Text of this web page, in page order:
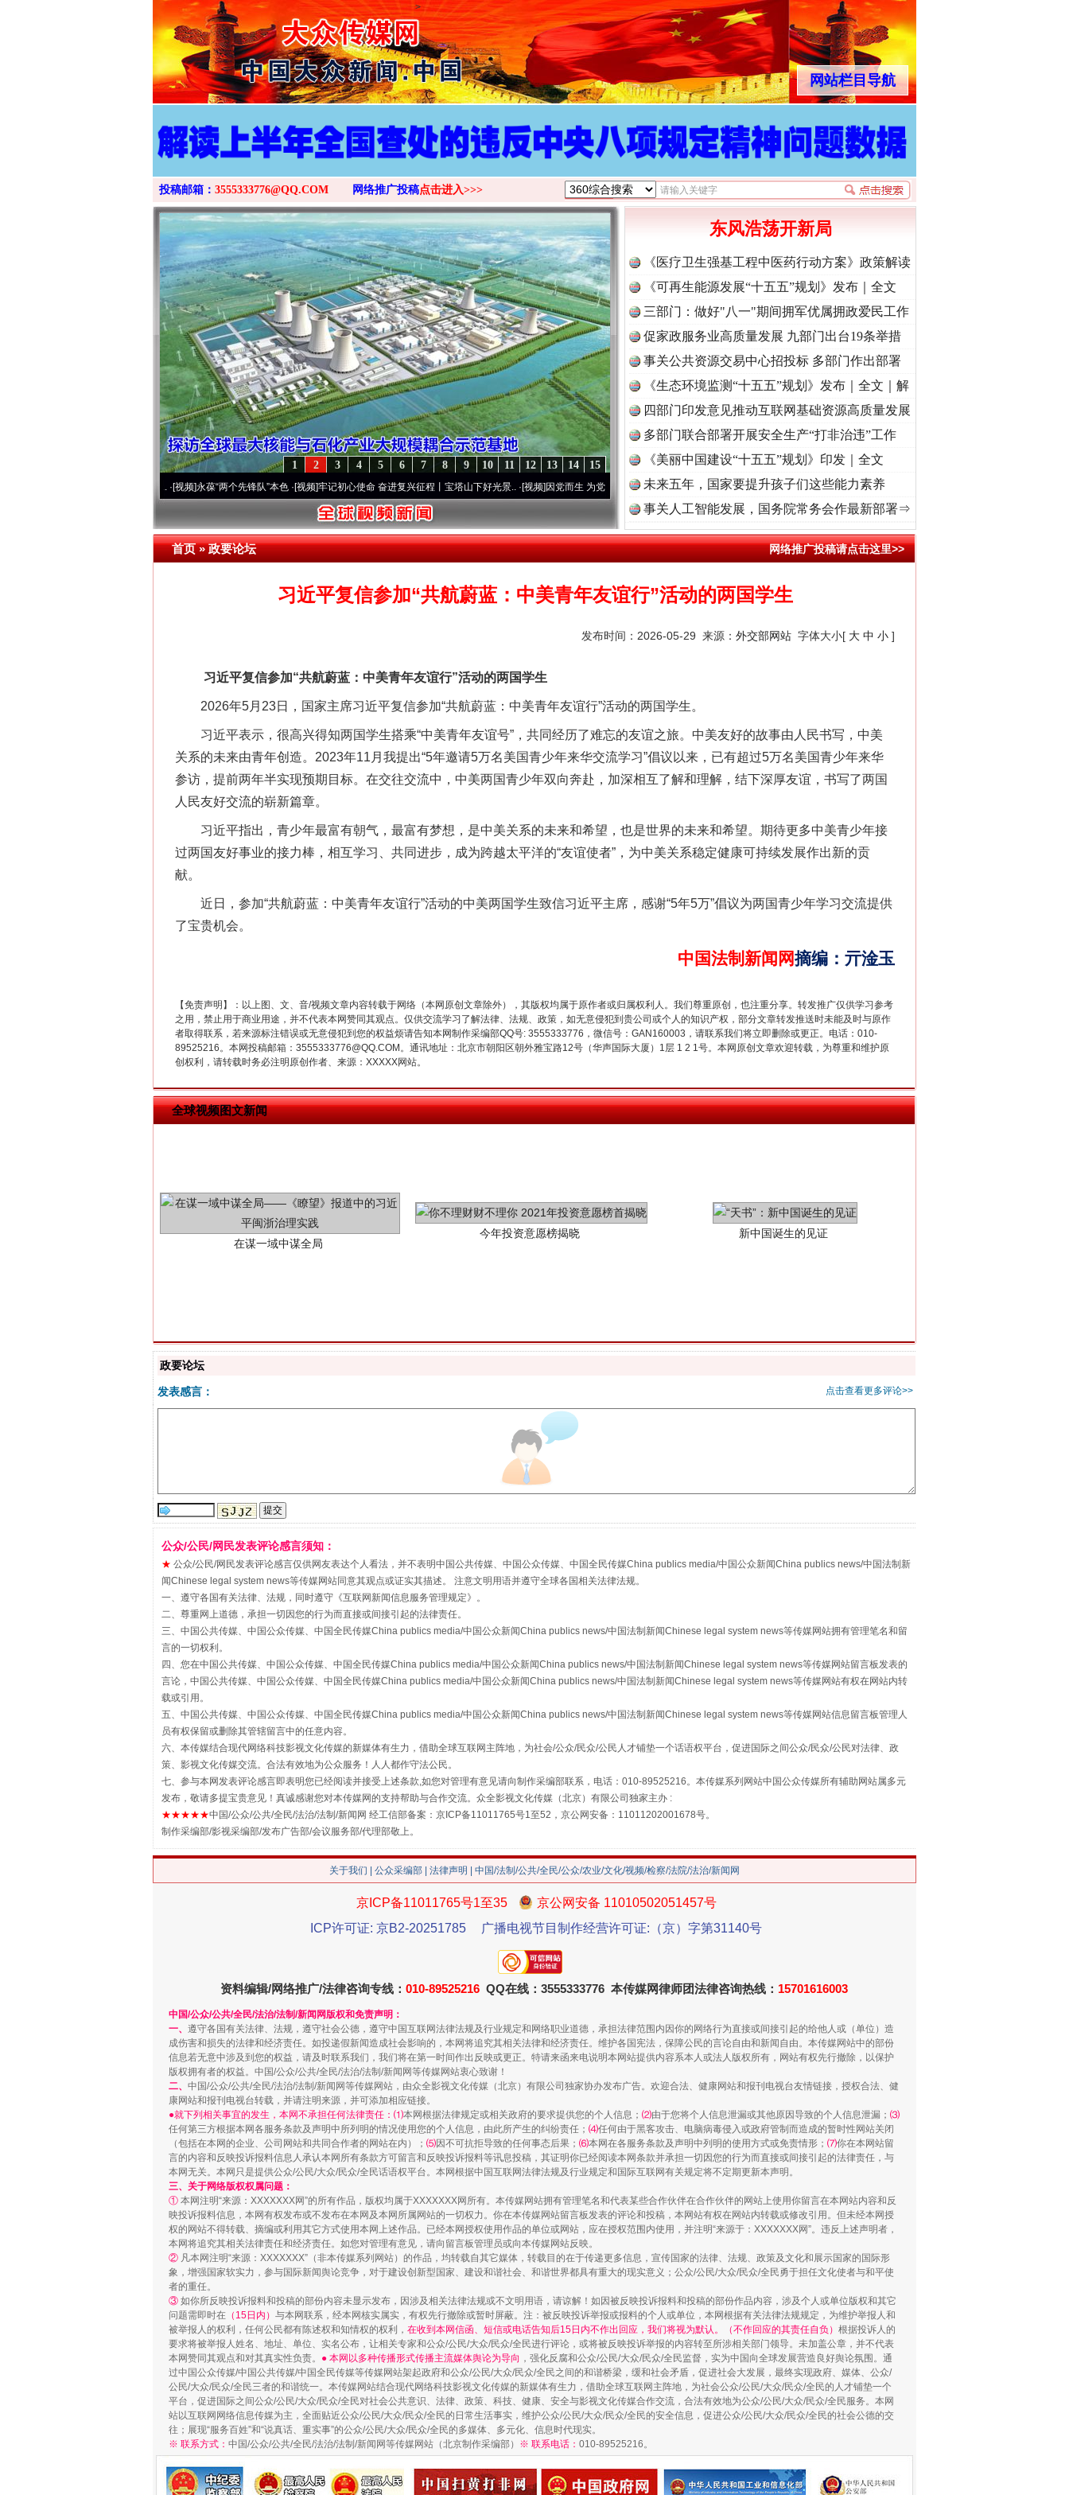
>
网站栏目导航
投稿邮箱： 3555333776@QQ.COM 网络推广投稿点击进入>>>
15
14
13
12
11
10
9
8
7
6
5
4
3
2
1
永葆“两个先锋队”本色·[视频]牢记初心使命 奋进复兴征程丨宝塔山下好光景..·[视频]因党而生 为党而战——百年“纪”事⑧加强纪律.. ·[视频]牢记初心使命 奋进复兴征程丨“转折之城”激荡..
东风浩荡开新局
《医疗卫生强基工程中医药行动方案》政策解读
《可再生能源发展“十五五”规划》发布｜全文
三部门：做好"八一"期间拥军优属拥政爱民工作
促家政服务业高质量发展 九部门出台19条举措
事关公共资源交易中心招投标 多部门作出部署
《生态环境监测“十五五”规划》发布｜全文｜解
读
四部门印发意见推动互联网基础资源高质量发展
多部门联合部署开展安全生产“打非治违”工作
《美丽中国建设“十五五”规划》印发｜全文
未来五年，国家要提升孩子们这些能力素养
事关人工智能发展，国务院常务会作最新部署⇒
首页»政要论坛 网络推广投稿请点击这里>>
习近平复信参加“共航蔚蓝：中美青年友谊行”活动的两国学生
发布时间：2026-05-29 来源： 外交部网站 字体大小[ 大 中 小 ]
习近平复信参加“共航蔚蓝：中美青年友谊行”活动的两国学生
2026年5月23日，国家主席习近平复信参加“共航蔚蓝：中美青年友谊行”活动的两国学生。
习近平表示，很高兴得知两国学生搭乘“中美青年友谊号”，共同经历了难忘的友谊之旅。中美友好的故事由人民书写，中美
关系的未来由青年创造。2023年11月我提出“5年邀请5万名美国青少年来华交流学习”倡议以来，已有超过5万名美国青少年来华
参访，提前两年半实现预期目标。在交往交流中，中美两国青少年双向奔赴，加深相互了解和理解，结下深厚友谊，书写了两国
人民友好交流的崭新篇章。
习近平指出，青少年最富有朝气，最富有梦想，是中美关系的未来和希望，也是世界的未来和希望。期待更多中美青少年接
过两国友好事业的接力棒，相互学习、共同进步，成为跨越太平洋的“友谊使者”，为中美关系稳定健康可持续发展作出新的贡
献。
近日，参加“共航蔚蓝：中美青年友谊行”活动的中美两国学生致信习近平主席，感谢“5年5万”倡议为两国青少年学习交流提供
了宝贵机会。
中国法制新闻网摘编 ： 亓淦玉
【免责声明】：以上图、文、音/视频文章内容转载于网络（本网原创文章除外），其版权均属于原作者或归属权利人。我们尊重原创，也注重分享。转发推广仅供学习参考
之用，禁止用于商业用途，并不代表本网赞同其观点。仅供交流学习了解法律、法规、政策，如无意侵犯到贵公司或个人的知识产权，部分文章转发推送时未能及时与原作
者取得联系，若来源标注错误或无意侵犯到您的权益烦请告知本网制作采编部QQ号: 3555333776，微信号：GAN160003，请联系我们将立即删除或更正。电话：010-
89525216。本网投稿邮箱：3555333776@QQ.COM。通讯地址：北京市朝阳区朝外雅宝路12号（华声国际大厦）1层 1 2 1号。本网原创文章欢迎转载，为尊重和维护原
创权利，请转载时务必注明原创作者、来源：XXXXX网站。
全球视频图文新闻
网上购药对药下症？
茶叶“炒上天”
“神药”背后的真相
法官巧妙执行解纠纷
“刷贴”乱象丛生
生物安全法正式实施
揭批美国五大"原罪" "炒鞋教程"里的骗局
解纷+调解+退费，一次搞定
站台名比不上好声名
走近一线检察官
“谁都不怕”的他落马了
漫山遍野的桃花与雪山、麦地、白藏房 除了知识还要"留白"
政要论坛
点击查看更多评论>>
发表感言：
公众/公民/网民发表评论感言须知：
★ 公众/公民/网民发表评论感言仅供网友表达个人看法，并不表明中国公共传媒、中国公众传媒、中国全民传媒China publics media/中国公众新闻China publics news/中国法制新
闻Chinese legal system news等传媒网站同意其观点或证实其描述。 注意文明用语并遵守全球各国相关法律法规。
一、遵守各国有关法律、法规，同时遵守《互联网新闻信息服务管理规定》。
二、尊重网上道德，承担一切因您的行为而直接或间接引起的法律责任。
三、中国公共传媒、中国公众传媒、中国全民传媒China publics media/中国公众新闻China publics news/中国法制新闻Chinese legal system news等传媒网站拥有管理笔名和留
言的一切权利。
四、您在中国公共传媒、中国公众传媒、中国全民传媒China publics media/中国公众新闻China publics news/中国法制新闻Chinese legal system news等传媒网站留言板发表的
言论，中国公共传媒、中国公众传媒、中国全民传媒China publics media/中国公众新闻China publics news/中国法制新闻Chinese legal system news等传媒网站有权在网站内转
载或引用。
五、中国公共传媒、中国公众传媒、中国全民传媒China publics media/中国公众新闻China publics news/中国法制新闻Chinese legal system news等传媒网站信息留言板管理人
员有权保留或删除其管辖留言中的任意内容。
六、本传媒结合现代网络科技影视文化传媒的新媒体有生力，借助全球互联网主阵地，为社会/公众/民众/公民人才铺垫一个话语权平台，促进国际之间公众/民众/公民对法律、政
策、影视文化传媒交流。合法有效地为公众服务！人人都作守法公民。
七、参与本网发表评论感言即表明您已经阅读并接受上述条款,如您对管理有意见请向制作采编部联系，电话：010-89525216。本传媒系列网站中国公众传媒所有辅助网站属多元
发布，敬请多提宝贵意见！真诚感谢您对本传媒网的支持帮助与合作交流。众全影视文化传媒（北京）有限公司独家主办 :
★★★★★中国/公众/公共/全民/法治/法制/新闻网 经工信部备案：京ICP备11011765号1至52，京公网安备：11011202001678号。
制作采编部/影视采编部/发布广告部/会议服务部/代理部敬上。
关于我们 公众采编部 法律声明 | 中国/法制/公共/全民/公众/农业/文化/视频/检察/法院/法治/新闻网
京ICP备11011765号1至35
京公网安备 11010502051457号
ICP许可证: 京B2-20251785
广播电视节目制作经营许可证:（京）字第31140号
资料编辑/网络推广/法律咨询专线： 010-89525216 QQ在线：3555333776 本传媒网律师团法律咨询热线： 15701616003
中国/公众/公共/全民/法治/法制/新闻网版权和免责声明：
一、 遵守各国有关法律、法规，遵守社会公德，遵守中国互联网法律法规及行业规定和网络职业道德，承担法律范围内因你的网络行为直接或间接引起的给他人或（单位）造
成伤害和损失的法律和经济责任。如投递假新闻造成社会影响的，本网将追究其相关法律和经济责任。维护各国宪法，保障公民的言论自由和新闻自由。本传媒网站中的部份
信息若无意中涉及到您的权益，请及时联系我们，我们将在第一时间作出反映或更正。特请来函来电说明本网站提供内容系本人或法人版权所有，网站有权先行撤除，以保护
版权拥有者的权益。中国/公众/公共/全民/法治/法制/新闻网等传媒网站衷心致谢！
二、 中国/公众/公共/全民/法治/法制/新闻网等传媒网站，由众全影视文化传媒（北京）有限公司独家协办发布广告。欢迎合法、健康网站和报刊电视台友情链接，授权合法、健
康网站和报刊电视台转载，并请注明来源，并可添加相应链接。
●就下列相关事宜的发生，本网不承担任何法律责任：⑴本网根据法律规定或相关政府的要求提供您的个人信息； ⑵由于您将个人信息泄漏或其他原因导致的个人信息泄漏； ⑶
任何第三方根据本网各服务条款及声明中所列明的情况使用您的个人信息，由此所产生的纠纷责任； ⑷任何由于黑客攻击、电脑病毒侵入或政府管制而造成的暂时性网站关闭
（包括在本网的企业、公司网站和共同合作者的网站在内）； ⑸因不可抗拒导致的任何事态后果； ⑹本网在各服务条款及声明中列明的使用方式或免责情形； ⑺你在本网站留
言的内容和反映投诉报料信息人承认本网所有条款方可留言和反映投诉报料等讯息投稿，其证明你已经阅读本网条款并承担一切因您的行为而直接或间接引起的法律责任，与
本网无关。本网只是提供公众/公民/大众/民众/全民话语权平台。本网根据中国互联网法律法规及行业规定和国际互联网有关规定将不定期更新本声明。
三、关于网络版权权属问题：
① 本网注明“来源：XXXXXXX网”的所有作品，版权均属于XXXXXXX网所有。本传媒网站拥有管理笔名和代表某些合作伙伴在合作伙伴的网站上使用你留言在本网站内容和反
映投诉报料信息，本网有权发布或不发布在本网及本网所属网站的一切权力。你在本传媒网站留言板发表的评论和投稿，本网站有权在网站内转载或修改引用。但未经本网授
权的网站不得转载、摘编或利用其它方式使用本网上述作品。已经本网授权使用作品的单位或网站，应在授权范围内使用，并注明“来源于：XXXXXXX网”。违反上述声明者，
本网将追究其相关法律责任和经济责任。如您对管理有意见，请向留言板管理员或向本传媒网站反映。
② 凡本网注明“来源：XXXXXXX”（非本传媒系列网站）的作品，均转载自其它媒体，转载目的在于传递更多信息，宣传国家的法律、法规、政策及文化和展示国家的国际形
象，增强国家软实力，参与国际新闻舆论竞争，对于建设创新型国家、建设和谐社会、和谐世界都具有重大的现实意义；公众/公民/大众/民众/全民勇于担任文化使者与和平使
者的重任。
③ 如你所反映投诉报料和投稿的部份内容未显示发布，因涉及相关法律法规或不文明用语，请谅解！如因被反映投诉报料和投稿的部份作品内容，涉及个人或单位版权和其它
问题需即时在 （15日内） 与本网联系，经本网核实属实，有权先行撤除或暂时屏蔽。注：被反映投诉举报或报料的个人或单位，本网根据有关法律法规规定，为维护举报人和
被举报人的权利，任何公民都有陈述权和知情权的权利， 在收到本网信函、短信或电话告知后15日内不作出回应，我们将视为默认。（不作回应的其责任自负） 根据投诉人的
要求将被举报人姓名、地址、单位、实名公布，让相关专家和公众/公民/大众/民众/全民进行评论，或将被反映投诉举报的内容转至所涉相关部门领导。未加盖公章，并不代表
本网赞同其观点和对其真实性负责。 ● 本网以多种传播形式传播主流媒体舆论为导向 ，强化反腐和公众/公民/大众/民众/全民监督，实为中国向全球发展营造良好舆论氛围。通
过中国公众传媒/中国公共传媒/中国全民传媒等传媒网站架起政府和公众/公民/大众/民众/全民之间的和谐桥梁，缓和社会矛盾，促进社会大发展，最终实现政府、媒体、公众/
公民/大众/民众/全民三者的和谐统一。本传媒网站结合现代网络科技影视文化传媒的新媒体有生力，借助全球互联网主阵地，为社会公众/公民/大众/民众/全民的人才铺垫一个
平台，促进国际之间公众/公民/大众/民众/全民对社会公共意识、法律、政策、科技、健康、安全与影视文化传媒合作交流，合法有效地为公众/公民/大众/民众/全民服务。本网
站以互联网网络信息传媒为主，全面贴近公众/公民/大众/民众/全民的日常生活事实，维护公众/公民/大众/民众/全民的安全信息，促进公众/公民/大众/民众/全民的社会公德的交
往；展现“服务百姓”和“说真话、重实事”的公众/公民/大众/民众/全民的多媒体、多元化、信息时代现实。
※ 联系方式： 中国/公众/公共/全民/法治/法制/新闻网等传媒网站（北京制作采编部） ※ 联系电话： 010-89525216。